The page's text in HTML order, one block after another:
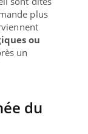
plus
ou
un
du